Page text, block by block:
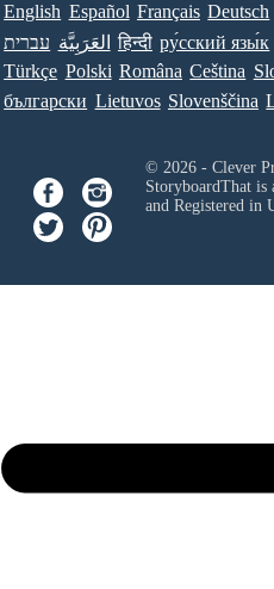
English Español Français Deutsch
עברית العَرَبِيَّة हिन्दी ру́сский язы́к
Türkçe Polski Româna Ceština
български Lietuvos Slovenščina
© 2026 - Clever
StoryboardThat
and Registered in